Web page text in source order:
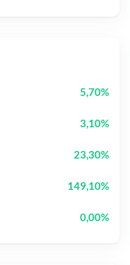
5,70%
3,10%
23,30%
149,10%
0,00%